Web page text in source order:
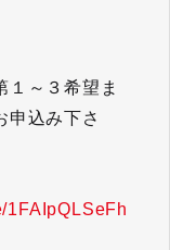
１～３希望ま
申込み下さ
1FAIpQLSeFh